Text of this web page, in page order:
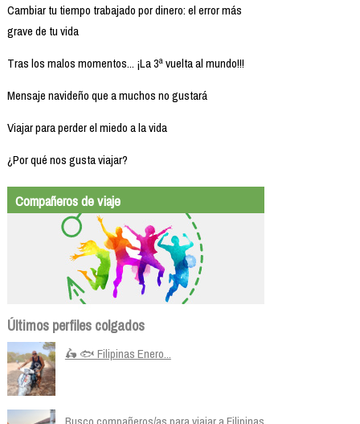
Cambiar tu tiempo trabajado por dinero: el error más
grave de tu vida
Tras los malos momentos... ¡La 3ª vuelta al mundo!!!
Mensaje navideño que a muchos no gustará
Viajar para perder el miedo a la vida
¿Por qué nos gusta viajar?
Compañeros de viaje
Últimos perfiles colgados
🛵 🐟 Filipinas Enero...